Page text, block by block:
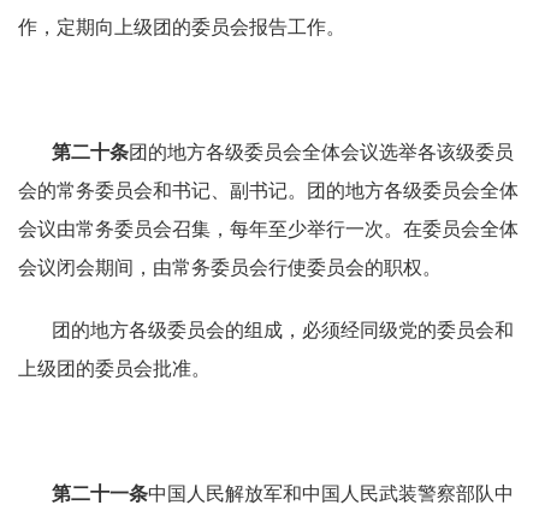
作，定期向上级团的委员会报告工作。
第二十条团的地方各级委员会全体会议选举各该级委员
会的常务委员会和书记、副书记。团的地方各级委员会全体
会议由常务委员会召集，每年至少举行一次。在委员会全体
会议闭会期间，由常务委员会行使委员会的职权。
团的地方各级委员会的组成，必须经同级党的委员会和
上级团的委员会批准。
第二十一条中国人民解放军和中国人民武装警察部队中